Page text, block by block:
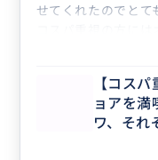
せてくれたのでとて
【コス
ョアを満
ワ、それ
ール＆